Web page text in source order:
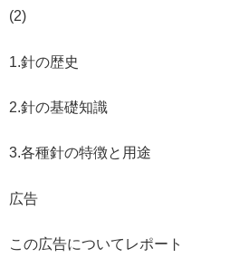
(2)
1.針の歴史
2.針の基礎知識
3.各種針の特徴と用途
広告
この広告についてレポート